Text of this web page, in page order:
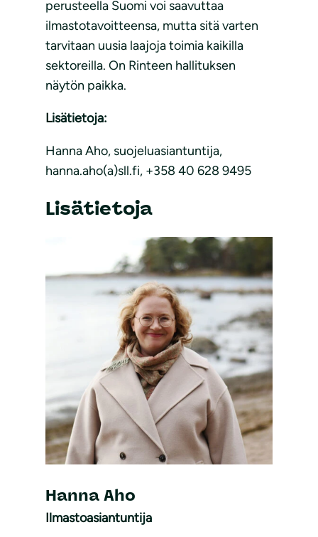
perusteella Suomi voi saavuttaa
ilmastotavoitteensa, mutta sitä varten
tarvitaan uusia laajoja toimia kaikilla
sektoreilla. On Rinteen hallituksen
näytön paikka.
Lisätietoja:
Hanna Aho, suojeluasiantuntija,
hanna.aho(a)sll.fi, +358 40 628 9495
Lisätietoja
Ilmastoasiantuntija
Hanna Aho